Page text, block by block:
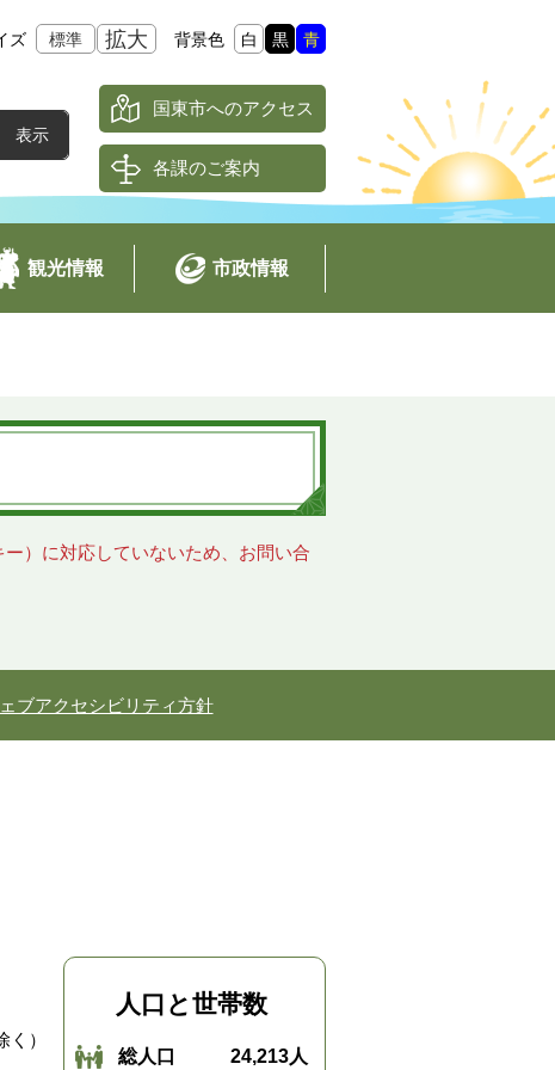
ズ 標準 拡大 背景色 白 黒 青
国東市へのアクセス
各課のご案内
観光情報 市政情報
）に対応していないため、お問い合
ブアクセシビリティ方針
）
人口と世帯数
総人口 24,213人